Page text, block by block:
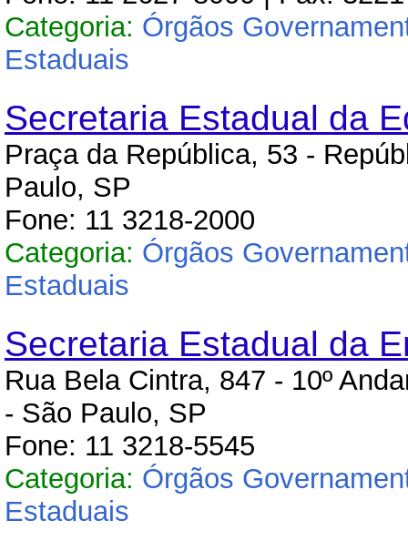
Categoria: Órgãos
Estaduais
Secretaria Estadual da
Praça da República, 53 -
Paulo, SP
Fone: 11 3218-2000
Categoria: Órgãos
Estaduais
Secretaria Estadual da
Rua Bela Cintra, 847 - 10º
- São Paulo, SP
Fone: 11 3218-5545
Categoria: Órgãos
Estaduais